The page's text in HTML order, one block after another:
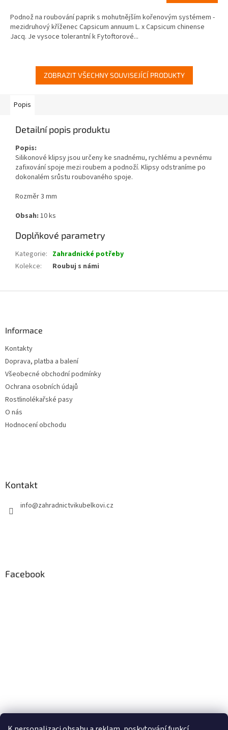
Podnož na roubování paprik s mohutnějším kořenovým systémem -
mezidruhový kříženec Capsicum annuum L. x Capsicum chinense
Jacq. Je vysoce tolerantní k Fytoftorové...
ZOBRAZIT VŠECHNY SOUVISEJÍCÍ PRODUKTY
Popis
Detailní popis produktu
Popis:
Silikonové klipsy jsou určeny ke snadnému, rychlému a pevnému
zafixování spoje mezi roubem a podnoží. Klipsy odstraníme po
dokonalém srůstu roubovaného spoje.
Rozměr 3 mm
Obsah: 10 ks
Doplňkové parametry
Kategorie: Zahradnické potřeby
Kolekce: Roubuj s námi
Informace
Kontakty
Doprava, platba a balení
Všeobecné obchodní podmínky
Ochrana osobních údajů
Rostlinolékařské pasy
O nás
Hodnocení obchodu
Kontakt
info@zahradnictvikubelkovi.cz
Facebook